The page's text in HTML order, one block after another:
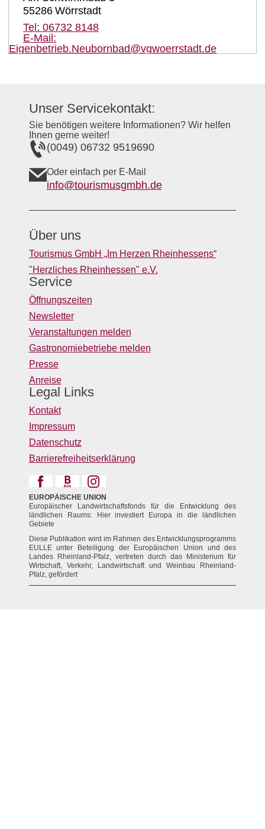
55286 Wörrstadt
Tel: 06732 8148
E-Mail:
Eigenbetrieb.Neubornbad@vgwoerrstadt.de
Unser Servicekontakt:
Sie benötigen weitere Informationen? Wir helfen
Ihnen gerne weiter!
(0049) 06732 9519690
Oder einfach per E-Mail
info@tourismusgmbh.de
Über uns
Tourismus GmbH „Im Herzen Rheinhessens“
"Herzliches Rheinhessen" e.V.
Service
Öffnungszeiten
Newsletter
Veranstaltungen melden
Gastronomiebetriebe melden
Presse
Anreise
Legal Links
Kontakt
Impressum
Datenschutz
Barrierefreiheitserklärung
EUROPÄISCHE UNION
Europäischer Landwirtschaftsfonds für die Entwicklung des
ländlichen Raums: Hier investiert Europa in die ländlichen
Gebiete
Diese Publikation wird im Rahmen des Entwicklungsprogramms
EULLE unter Beteiligung der Europäischen Union und des
Landes Rheinland-Pfalz, vertreten durch das Ministerium für
Wirtschaft, Verkehr, Landwirtschaft und Weinbau Rheinland-
Pfalz, gefördert